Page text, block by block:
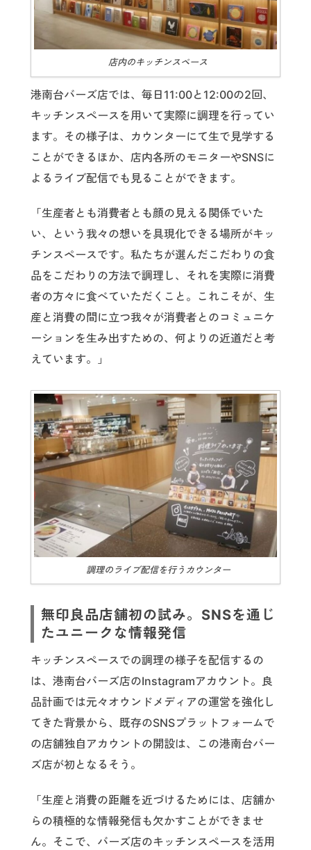
店内のキッチンスペース
港南台バーズ店では、毎日11:00と12:00の2回、
キッチンスペースを用いて実際に調理を行ってい
ます。その様子は、カウンターにて生で見学する
ことができるほか、店内各所のモニターやSNSに
よるライブ配信でも見ることができます。
「生産者とも消費者とも顔の見える関係でいた
い、という我々の想いを具現化できる場所がキッ
チンスペースです。私たちが選んだこだわりの食
品をこだわりの方法で調理し、それを実際に消費
者の方々に食べていただくこと。これこそが、生
産と消費の間に立つ我々が消費者とのコミュニケ
ーションを生み出すための、何よりの近道だと考
えています。」
調理のライブ配信を行うカウンター
無印良品店舗初の試み。SNSを通じ
たユニークな情報発信
キッチンスペースでの調理の様子を配信するの
は、港南台バーズ店のInstagramアカウント。良
品計画では元々オウンドメディアの運営を強化し
てきた背景から、既存のSNSプラットフォームで
の店舗独自アカウントの開設は、この港南台バー
ズ店が初となるそう。
「生産と消費の距離を近づけるためには、店舗か
らの積極的な情報発信も欠かすことができませ
ん。そこで、バーズ店のキッチンスペースを活用